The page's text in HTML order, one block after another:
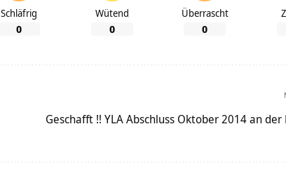
Schläfrig
0
Wütend
0
Überrascht
0
Geschafft !! YLA Abschluss Oktober 2014 an der